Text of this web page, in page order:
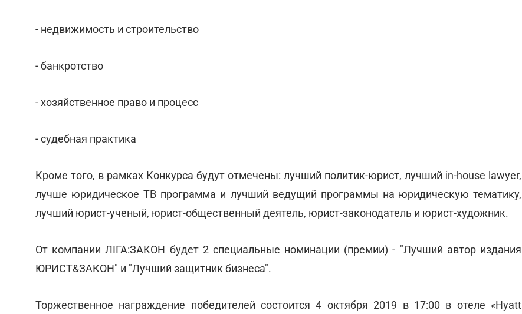
- недвижимость и строительство
- банкротство
- хозяйственное право и процесс
- судебная практика
Кроме того, в рамках Конкурса будут отмечены: лучший политик-юрист, лучший in-house lawyer,
лучше юридическое ТВ программа и лучший ведущий программы на юридическую тематику,
лучший юрист-ученый, юрист-общественный деятель, юрист-законодатель и юрист-художник.
От компании ЛІГА:ЗАКОН будет 2 специальные номинации (премии) - "Лучший автор издания
ЮРИСТ&ЗАКОН" и "Лучший защитник бизнеса".
Торжественное награждение победителей состоится 4 октября 2019 в 17:00 в отеле «Hyatt